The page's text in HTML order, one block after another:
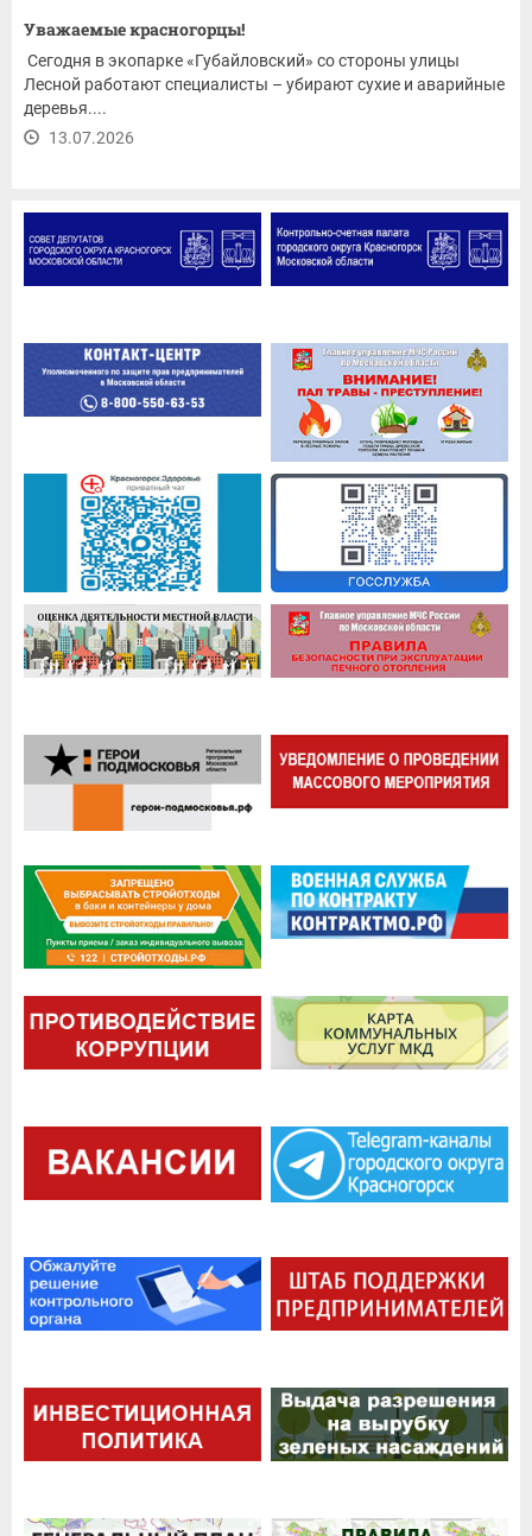
Уважаемые красногорцы!
Сегодня в экопарке «Губайловский» со стороны улицы
Лесной работают специалисты – убирают сухие и аварийные
деревья....
13.07.2026